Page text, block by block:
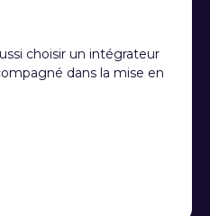
des attentes
Syncl bien plus qu’un
partenaire engagé, agile,
a su nous accompagner
et enthousiasme, dans le
réserve !